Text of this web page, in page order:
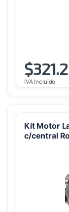
$
IVA Incluido
Kit Motor
c/central